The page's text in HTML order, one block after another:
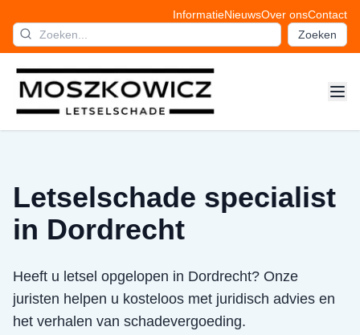
InformatieNieuwsOver onsContact
Zoeken
Letselschade specialist
in Dordrecht
Heeft u letsel opgelopen in Dordrecht? Onze
juristen helpen u kosteloos met juridisch advies en
het verhalen van schadevergoeding.